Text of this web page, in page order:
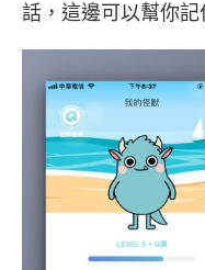
話，這邊可以幫你記